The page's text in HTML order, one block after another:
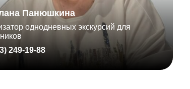
Панюшкина
однодневных экскурсий для
249-19-88